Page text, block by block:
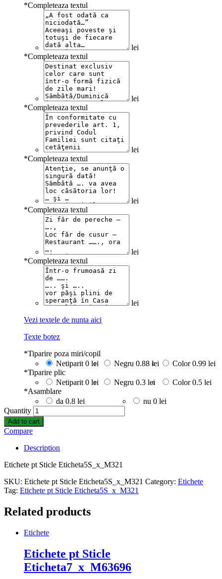
*Completeaza textul
lei
*Completeaza textul
lei
*Completeaza textul
lei
*Completeaza textul
lei
*Completeaza textul
lei
*Completeaza textul
lei
Vezi textele de nunta aici
Texte botez
*Tiparire poza miri/copil
Netiparit 0 lei Negru 0.88 lei Color 0.99 lei
*Tiparire plic
Netiparit 0 lei Negru 0.3 lei Color 0.5 lei
*Asamblare
da 0.8 lei nu 0 lei
Quantity
Add to cart
Compare
Description
Etichete pt Sticle Eticheta5S_x_M321
SKU: Etichete pt Sticle Eticheta5S_x_M321 Category: Etichete
Tag: Etichete pt Sticle Eticheta5S_x_M321
Related products
Etichete
Etichete pt Sticle
Eticheta7_x_M63696